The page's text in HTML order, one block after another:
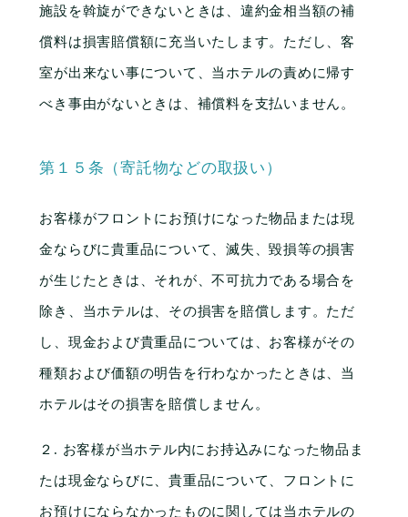
施設を斡旋ができないときは、違約金相当額の補
償料は損害賠償額に充当いたします。ただし、客
室が出来ない事について、当ホテルの責めに帰す
べき事由がないときは、補償料を支払いません。
第１５条（寄託物などの取扱い）
お客様がフロントにお預けになった物品または現
金ならびに貴重品について、滅失、毀損等の損害
が生じたときは、それが、不可抗力である場合を
除き、当ホテルは、その損害を賠償します。ただ
し、現金および貴重品については、お客様がその
種類および価額の明告を行わなかったときは、当
ホテルはその損害を賠償しません。
２. お客様が当ホテル内にお持込みになった物品ま
たは現金ならびに、貴重品について、フロントに
お預けにならなかったものに関しては当ホテルの